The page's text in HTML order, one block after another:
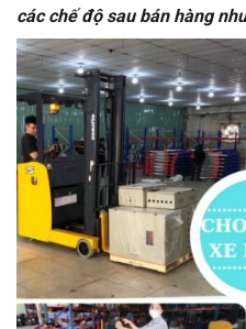
các chế độ sau bán hàng